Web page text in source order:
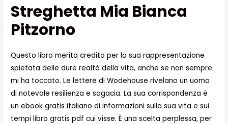
Streghetta Mia Bianca
Pitzorno
Questo libro merita credito per la sua rappresentazione
spietata delle dure realtà della vita, anche se non sempre
mi ha toccato. Le lettere di Wodehouse rivelano un uomo
di notevole resilienza e sagacia. La sua corrispondenza è
un ebook gratis italiano di informazioni sulla sua vita e sui
tempi libro gratis pdf cui visse. È una scelta perplessa, per